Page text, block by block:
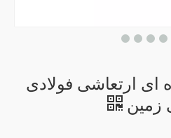
ای ارتعاشی فولادی